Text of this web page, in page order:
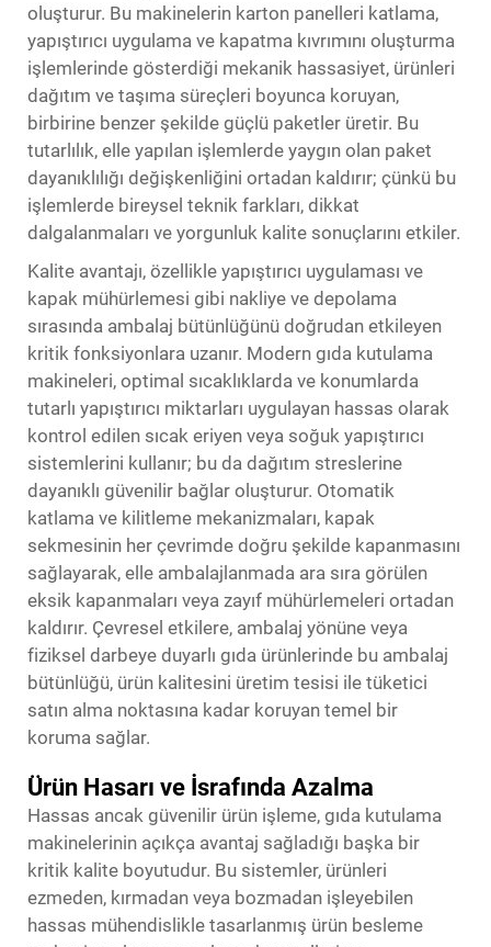
oluşturur. Bu makinelerin karton panelleri katlama,
yapıştırıcı uygulama ve kapatma kıvrımını oluşturma
işlemlerinde gösterdiği mekanik hassasiyet, ürünleri
dağıtım ve taşıma süreçleri boyunca koruyan,
birbirine benzer şekilde güçlü paketler üretir. Bu
tutarlılık, elle yapılan işlemlerde yaygın olan paket
dayanıklılığı değişkenliğini ortadan kaldırır; çünkü bu
işlemlerde bireysel teknik farkları, dikkat
dalgalanmaları ve yorgunluk kalite sonuçlarını etkiler.
Kalite avantajı, özellikle yapıştırıcı uygulaması ve
kapak mühürlemesi gibi nakliye ve depolama
sırasında ambalaj bütünlüğünü doğrudan etkileyen
kritik fonksiyonlara uzanır. Modern gıda kutulama
makineleri, optimal sıcaklıklarda ve konumlarda
tutarlı yapıştırıcı miktarları uygulayan hassas olarak
kontrol edilen sıcak eriyen veya soğuk yapıştırıcı
sistemlerini kullanır; bu da dağıtım streslerine
dayanıklı güvenilir bağlar oluşturur. Otomatik
katlama ve kilitleme mekanizmaları, kapak
sekmesinin her çevrimde doğru şekilde kapanmasını
sağlayarak, elle ambalajlanmada ara sıra görülen
eksik kapanmaları veya zayıf mühürlemeleri ortadan
kaldırır. Çevresel etkilere, ambalaj yönüne veya
fiziksel darbeye duyarlı gıda ürünlerinde bu ambalaj
bütünlüğü, ürün kalitesini üretim tesisi ile tüketici
satın alma noktasına kadar koruyan temel bir
koruma sağlar.
Ürün Hasarı ve İsrafında Azalma
Hassas ancak güvenilir ürün işleme, gıda kutulama
makinelerinin açıkça avantaj sağladığı başka bir
kritik kalite boyutudur. Bu sistemler, ürünleri
ezmeden, kırmadan veya bozmadan işleyebilen
hassas mühendislikle tasarlanmış ürün besleme